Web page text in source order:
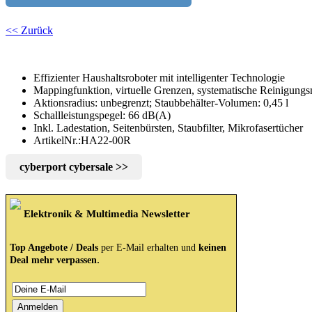
<< Zurück
Effizienter Haushaltsroboter mit intelligenter Technologie
Mappingfunktion, virtuelle Grenzen, systematische
Aktionsradius: unbegrenzt; Staubbehälter-Volumen: 0,45 l
Schallleistungspegel: 66 dB(A)
Inkl. Ladestation, Seitenbürsten, Staubfilter, Mikrofasertücher
ArtikelNr.:HA22-00R
cyberport cybersale >>
Elektronik & Multimedia Newsletter
Top Angebote / Deals per E-Mail erhalten und keinen
Deal mehr verpassen.